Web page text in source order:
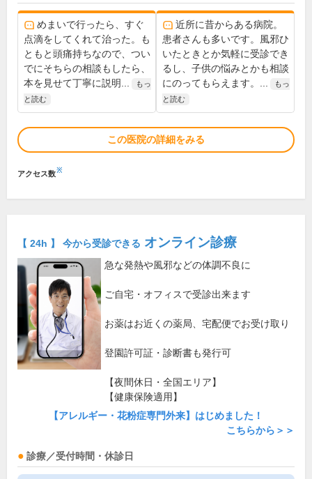
めまいで行ったら、すぐ
点滴をしてくれて治った。も
ともと頭痛持ちなので、つい
でにそちらの相談もしたら、
本を見せて丁寧に説明...
もっ
と読む
近所に昔からある病院。
患者さんも多いです。風邪ひ
いたときとか気軽に受診でき
るし、子供の悩みとかも相談
にのってもらえます。...
もっ
と読む
この医院の詳細をみる
アクセス数※
【 24h 】 今から受診できる オンライン診療
急な発熱や風邪などの体調不良に
ご自宅・オフィスで受診出来ます
お薬はお近くの薬局、宅配便でお受け取り
登園許可証・診断書も発行可
【夜間休日・全国エリア】
【健康保険適用】
【アレルギー・花粉症専門外来】はじめました！
こちらから＞＞
診療／受付時間・休診日